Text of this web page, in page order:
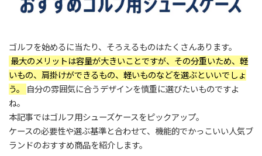
ゴルフを始めるに当たり、そろえるものはたくさんあります。
最大のメリットは容量が大きいことですが、その分重いため、軽
いもの、肩掛けができるもの、軽いものなどを選ぶといいでしょ
う。
自分の雰囲気に合うデザインを慎重に選びたいものですよ
ね。
本記事ではゴルフ用シューズケースをピックアップ。
ケースの必要性や選ぶ基準と合わせて、機能的でかっこいい人気ブ
ランドのおすすめ商品を紹介します。